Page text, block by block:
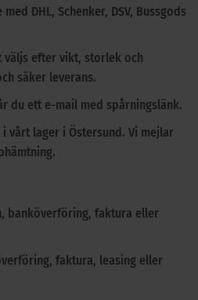
DHL, Schenker, DSV, Bussgods
efter vikt, storlek och
säker leverans.
du ett e-mail med spårningslänk.
i vårt lager i Östersund. Vi mejlar
banköverföring, faktura eller
faktura, leasing eller